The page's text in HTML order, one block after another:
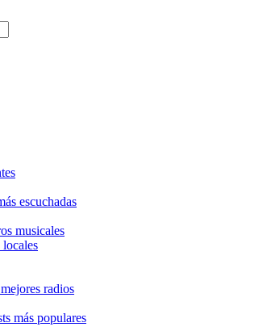
escuchadas
musicales
radios
más populares